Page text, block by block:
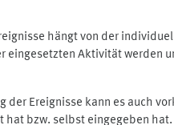
hängt von der
eingesetzten Aktivität
der Ereignisse kann es auch
bzw. selbst eingegeben